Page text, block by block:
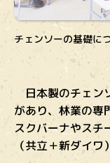
チェンソーの基礎に
日本製のチェン
があり、林業の専
スクバーナやスチ
（共立＋新ダイワ